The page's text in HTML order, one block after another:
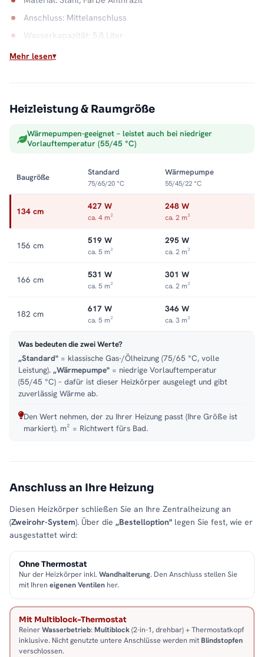
Anschluss: Mittelanschluss
Wasserkapazität: 5,8 Liter
Zuverlässig am Heizsystem
Stromkosten. Handtücher hängen vorgewärmt bereit. Alle
Badheizkörper mit Mittelanschluss.
Mehr lesen
Heizleistung & Raumgröße
Wärmepumpen-geeignet – leistet auch bei niedriger
Vorlauftemperatur (55/45 °C)
Baugröße
Standard
75/65/20 °C
Wärmepumpe
55/45/22 °C
134 cm 427 W
ca. 4 m²
248 W
ca. 2 m²
156 cm 519 W
ca. 5 m²
295 W
ca. 2 m²
166 cm 531 W
ca. 5 m²
301 W
ca. 2 m²
182 cm 617 W
ca. 5 m²
346 W
ca. 3 m²
Was bedeuten die zwei Werte?
„Standard" = klassische Gas-/Ölheizung (75/65 °C, volle
Leistung). „Wärmepumpe" = niedrige Vorlauftemperatur
(55/45 °C) – dafür ist dieser Heizkörper ausgelegt und gibt
zuverlässig Wärme ab.
Den Wert nehmen, der zu Ihrer Heizung passt (Ihre Größe ist
markiert). m² = Richtwert fürs Bad.
Anschluss an Ihre Heizung
Diesen Heizkörper schließen Sie an Ihre Zentralheizung an
(Zweirohr-System). Über die „Bestelloption" legen Sie fest, wie er
ausgestattet wird:
Ohne Thermostat
Nur der Heizkörper inkl. Wandhalterung. Den Anschluss stellen Sie
mit Ihren eigenen Ventilen her.
Mit Multiblock-Thermostat
ReinerWasserbetrieb: Multiblock(2-in-1, drehbar) + Thermostatkopf
inklusive. Nicht genutzte untere Anschlüsse werden mitBlindstopfen
verschlossen.